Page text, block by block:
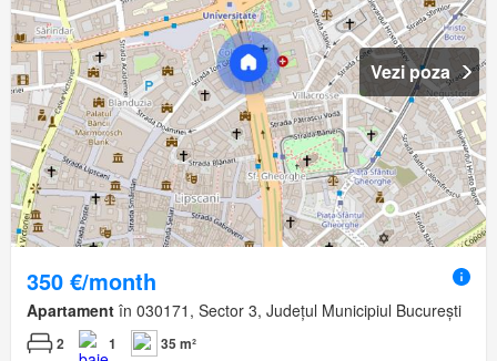
Vezi poza
350 €/month
Apartament în 030171, Sector 3, Județul Municipiul București
2 1
35 m²